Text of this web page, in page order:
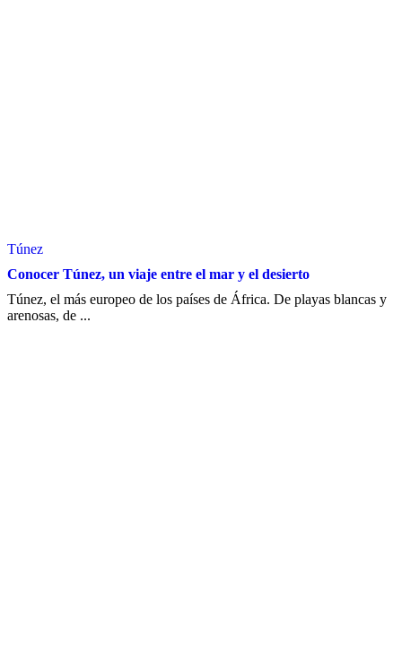
Túnez
Conocer Túnez, un viaje entre el mar y el desierto
Túnez, el más europeo de los países de África. De playas blancas y
arenosas, de ...